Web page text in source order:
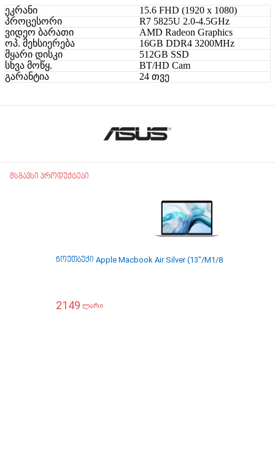
ეკრანი
15.6 FHD (1920 x 1080)
პროცესორი
R7 5825U 2.0-4.5GHz
ვიდეო ბარათი
AMD Radeon Graphics
ოპ. მეხსიერება
16GB DDR4 3200MHz
მყარი დისკი
512GB SSD
სხვა მოწყ.
BT/HD Cam
გარანტია
24 თვე
მსგავსი პროდუქტები
ნოუთბუქი Apple Macbook Air Silver (13"/M1/8GB/256GB)
2149 ლარი